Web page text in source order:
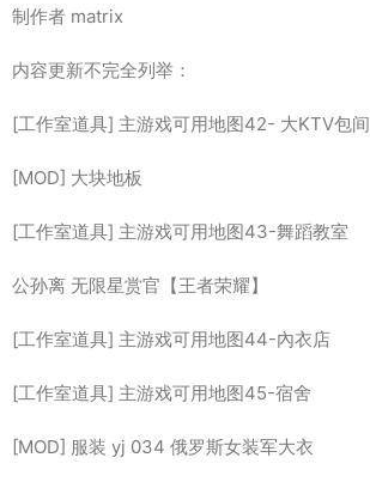
制作者 matrix
内容更新不完全列举：
[工作室道具] 主游戏可用地图42- 大KTV包间
[MOD] 大块地板
[工作室道具] 主游戏可用地图43-舞蹈教室
公孙离 无限星赏官【王者荣耀】
[工作室道具] 主游戏可用地图44-內衣店
[工作室道具] 主游戏可用地图45-宿舍
[MOD] 服装 yj 034 俄罗斯女装军大衣